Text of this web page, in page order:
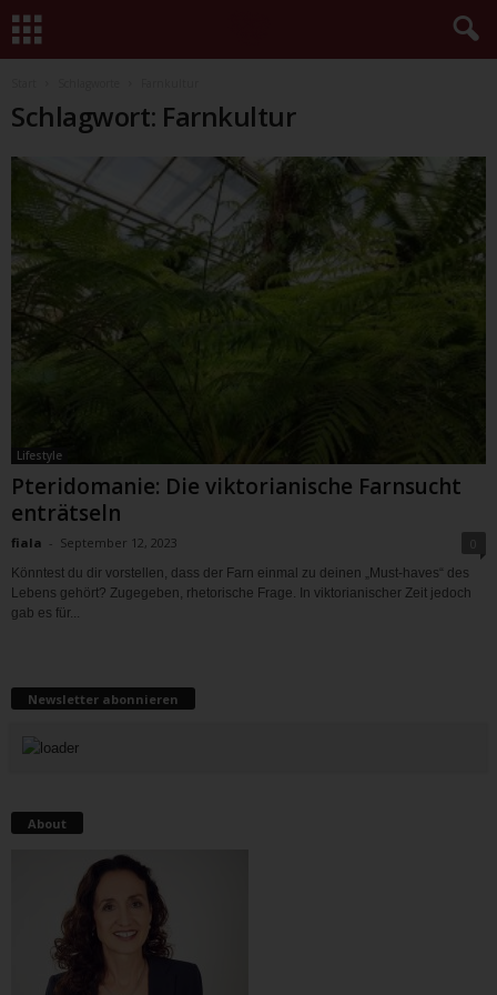
Schlagwort: Farnkultur
Lifestyle
Pteridomanie: Die viktorianische Farnsucht
enträtseln
fiala - September 12, 2023
Könntest du dir vorstellen, dass der Farn einmal zu deinen „Must-haves“ des
Lebens gehört? Zugegeben, rhetorische Frage. In viktorianischer Zeit jedoch
gab es für...
Newsletter abonnieren
About